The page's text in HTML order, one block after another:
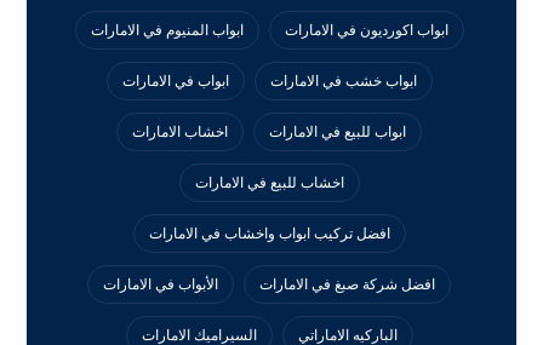
ابواب اكورديون في الامارات ابواب المنيوم في الامارات
ابواب خشب في الامارات ابواب في الامارات
ابواب للبيع في الامارات اخشاب الامارات
اخشاب للبيع في الامارات
افضل تركيب ابواب واخشاب في الامارات
افضل شركة صبغ في الامارات الأبواب في الامارات
الباركيه الاماراتي السيراميك الامارات